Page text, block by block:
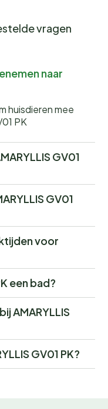
vragen
naar
huisdieren mee
PK
GV01
GV01
voor
een bad?
AMARYLLIS
GV01 PK?